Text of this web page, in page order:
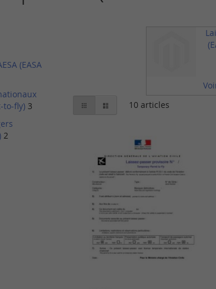
Afficher
Grille 10 articles
(EASA
to-fly) 3
2